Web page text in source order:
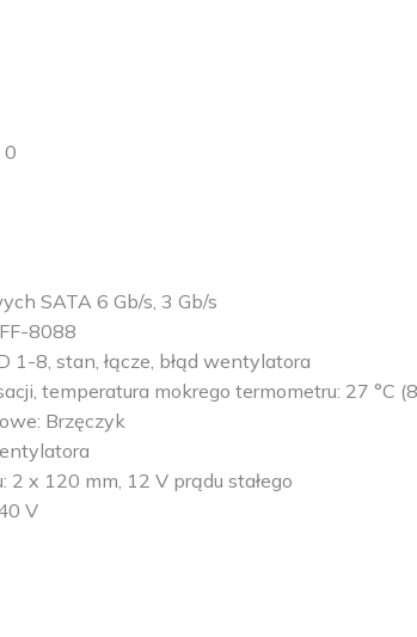
0
SATA 6 Gb/s, 3 Gb/s
8088
1-8, stan, łącze, błąd wentylatora
temperatura mokrego termometru: 27 °C
Brzęczyk
x 120 mm, 12 V prądu stałego
V